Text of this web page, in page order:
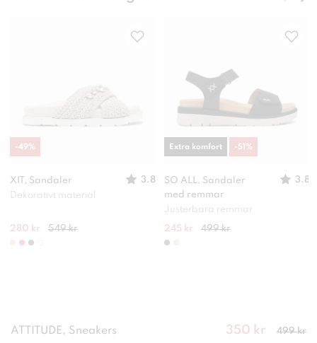
XIT, Sandaler
3.8
Dekorativt material
280 kr 549 kr
-49%
SO ALL, Sandaler
med remmar
3.8
Justerbara remmar
245 kr 499 kr
Extra komfort -51 %
ATTITUDE, Sneakers
Nuvarande
350 kr 499 kr